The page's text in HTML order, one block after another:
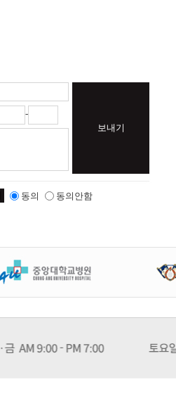
-
보내기
동의 동의안함